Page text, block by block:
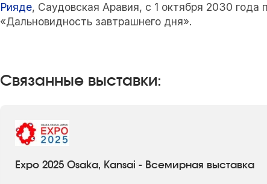
Рияде, Саудовская Аравия, с 1 октября 2030
«Дальновидность завтрашнего дня».
Связанные выставки:
Expo 2025 Osaka, Kansai - Всемирная выставка